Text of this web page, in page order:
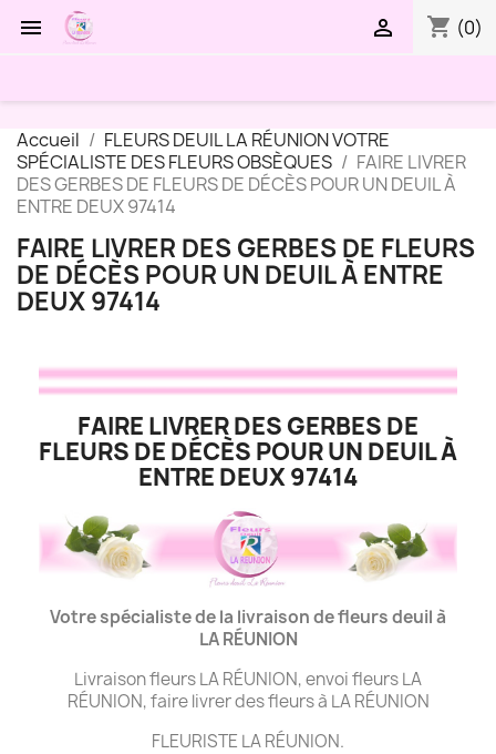
 shopping_cart (0)

Accueil
FLEURS DEUIL LA RÉUNION VOTRE
SPÉCIALISTE DES FLEURS OBSÈQUES
FAIRE LIVRER
DES GERBES DE FLEURS DE DÉCÈS POUR UN DEUIL À
ENTRE DEUX 97414
FAIRE LIVRER DES GERBES DE FLEURS
DE DÉCÈS POUR UN DEUIL À ENTRE
DEUX 97414
FAIRE LIVRER DES GERBES DE
FLEURS DE DÉCÈS POUR UN DEUIL À
ENTRE DEUX 97414
Votre spécialiste de la livraison de fleurs deuil à
LARÉUNION
Livraison fleurs LA RÉUNION, envoi fleurs LA
RÉUNION, faire livrer des fleurs à LA RÉUNION
FLEURISTE LA RÉUNION.